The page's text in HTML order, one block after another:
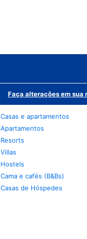
Faça alterações em sua
Casas e apartamentos
Apartamentos
Resorts
Villas
Hostels
Cama e cafés (B&Bs)
Casas de Hóspedes